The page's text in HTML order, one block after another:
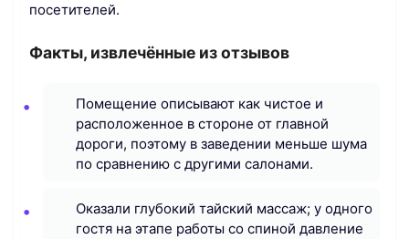
посетителей.
Факты, извлечённые из отзывов
Помещение описывают как чистое и
расположенное в стороне от главной
дороги, поэтому в заведении меньше шума
по сравнению с другими салонами.
Оказали глубокий тайский массаж; у одного
гостя на этапе работы со спиной давление